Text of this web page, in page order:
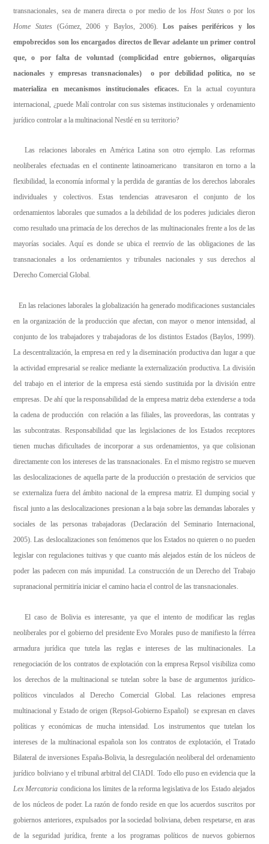
transnacionales, sea de manera directa o por medio de los Host Stateso por los
Home States (Gómez, 2006 y Baylos, 2006). Los países periféricos y los
empobrecidos son los encargados directos de llevar adelante un primer control
que, o por falta de voluntad (complicidad entre gobiernos, oligarquías
nacionales y empresas transnacionales) o por debilidad política, no se
materializa en mecanismos institucionales eficaces. En la actual coyuntura
internacional, ¿puede Malí controlar con sus sistemas institucionales y ordenamiento
jurídico controlar a la multinacional Nestlé en su territorio?
Las relaciones laborales en América Latina son otro ejemplo. Las reformas
neoliberales efectuadas en el continente latinoamericano transitaron en torno a la
flexibilidad, la economía informal y la perdida de garantías de los derechos laborales
individuales y colectivos. Estas tendencias atravesaron el conjunto de los
ordenamientos laborales que sumados a la debilidad de los poderes judiciales dieron
como resultado una primacía de los derechos de las multinacionales frente a los de las
mayorías sociales. Aquí es donde se ubica el reenvío de las obligaciones de las
transnacionales a los ordenamientos y tribunales nacionales y sus derechos al
Derecho Comercial Global.
En las relaciones laborales la globalización ha generado modificaciones sustanciales
en la organización de la producción que afectan, con mayor o menor intensidad, al
conjunto de los trabajadores y trabajadoras de los distintos Estados (Baylos, 1999).
La descentralización, la empresa en red y la diseminación productiva dan lugar a que
la actividad empresarial se realice mediante la externalización productiva. La división
del trabajo en el interior de la empresa está siendo sustituida por la división entre
empresas. De ahí que la responsabilidad de la empresa matriz deba extenderse a toda
la cadena de producción con relación a las filiales, las proveedoras, las contratas y
las subcontratas. Responsabilidad que las legislaciones de los Estados receptores
tienen muchas dificultades de incorporar a sus ordenamientos, ya que colisionan
directamente con los intereses de las transnacionales. En el mismo registro se mueven
las deslocalizaciones de aquella parte de la producción o prestación de servicios que
se externaliza fuera del ámbito nacional de la empresa matriz. El dumping social y
fiscal junto a las deslocalizaciones presionan a la baja sobre las demandas laborales y
sociales de las personas trabajadoras (Declaración del Seminario Internacional,
2005). Las deslocalizaciones son fenómenos que los Estados no quieren o no pueden
legislar con regulaciones tuitivas y que cuanto más alejados están de los núcleos de
poder las padecen con más impunidad. La construcción de un Derecho del Trabajo
supranacional permitiría iniciar el camino hacia el control de las transnacionales.
El caso de Bolivia es interesante, ya que el intento de modificar las reglas
neoliberales por el gobierno del presidente Evo Morales puso de manifiesto la férrea
armadura jurídica que tutela las reglas e intereses de las multinacionales. La
renegociación de los contratos de explotación con la empresa Repsol visibiliza como
los derechos de la multinacional se tutelan sobre la base de argumentos jurídico-
políticos vinculados al Derecho Comercial Global. Las relaciones empresa
multinacional y Estado de origen (Repsol-Gobierno Español) se expresan en claves
políticas y económicas de mucha intensidad. Los instrumentos que tutelan los
intereses de la multinacional española son los contratos de explotación, el Tratado
Bilateral de inversiones España-Bolivia, la desregulación neoliberal del ordenamiento
jurídico boliviano y el tribunal arbitral del CIADI. Todo ello puso en evidencia que la
Lex Mercatoria condiciona los límites de la reforma legislativa de los Estado alejados
de los núcleos de poder. La razón de fondo reside en que los acuerdos suscritos por
gobiernos anteriores, expulsados por la sociedad boliviana, deben respetarse, en aras
de la seguridad jurídica, frente a los programas políticos de nuevos gobiernos